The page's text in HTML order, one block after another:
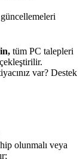
güncellemeleri
tüm PC talepleri
var? Destek
olunmalı veya